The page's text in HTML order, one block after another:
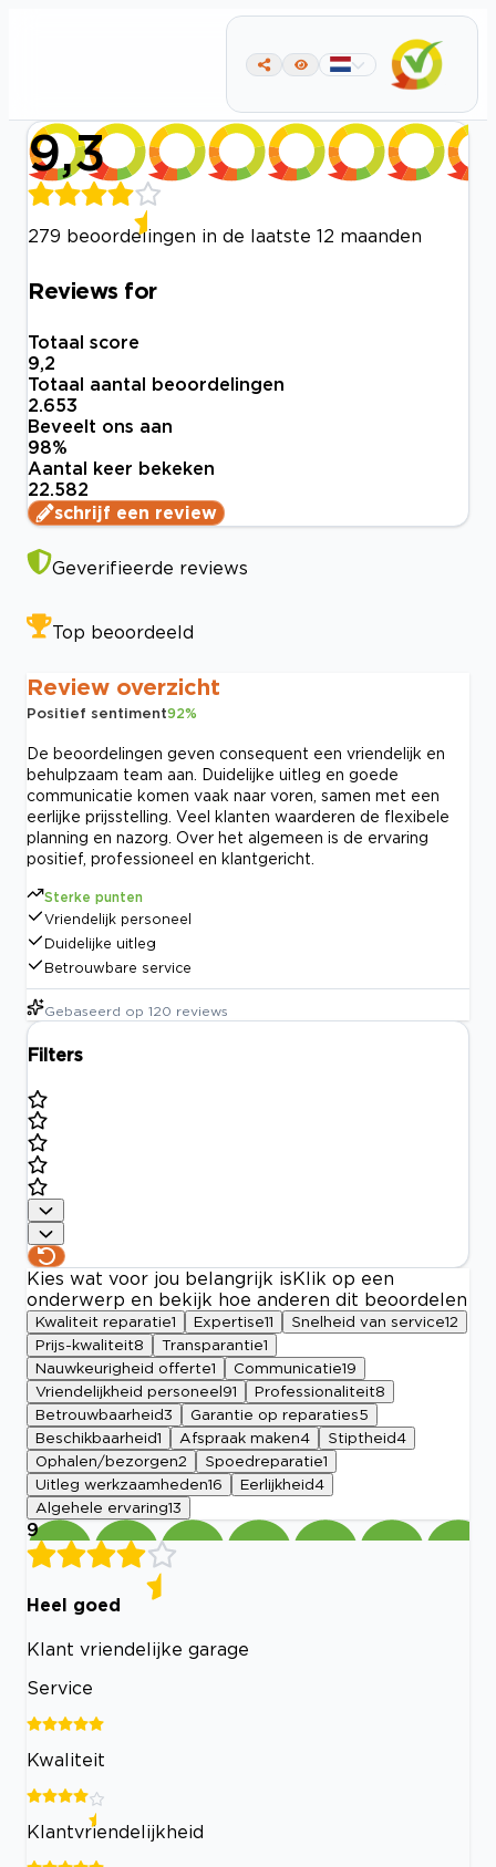
9,3
279 beoordelingen in de laatste 12 maanden
Reviews for
Totaal score
9,2
Totaal aantal beoordelingen
2.653
Beveelt ons aan
98%
Aantal keer bekeken
22.582
schrijf een review
Geverifieerde reviews
Top beoordeeld
Review overzicht
Positief sentiment92%
De beoordelingen geven consequent een vriendelijk en
behulpzaam team aan. Duidelijke uitleg en goede
communicatie komen vaak naar voren, samen met een
eerlijke prijsstelling. Veel klanten waarderen de flexibele
planning en nazorg. Over het algemeen is de ervaring
positief, professioneel en klantgericht.
Sterke punten
Vriendelijk personeel
Duidelijke uitleg
Betrouwbare service
Gebaseerd op 120 reviews
Filters
Kies wat voor jou belangrijk is Klik op een
onderwerp en bekijk hoe anderen dit beoordelen
Kwaliteit reparatie1 Expertise11 Snelheid van service12
Prijs-kwaliteit8 Transparantie1
Nauwkeurigheid offerte1 Communicatie19
Vriendelijkheid personeel 91 Professionaliteit8
Betrouwbaarheid3 Garantie op reparaties5
Beschikbaarheid1 Afspraak maken4 Stiptheid4
Ophalen/bezorgen2 Spoedreparatie1
Uitleg werkzaamheden16 Eerlijkheid4
Algehele ervaring13
9
Heel goed
Klant vriendelijke garage
Service
Kwaliteit
Klantvriendelijkheid